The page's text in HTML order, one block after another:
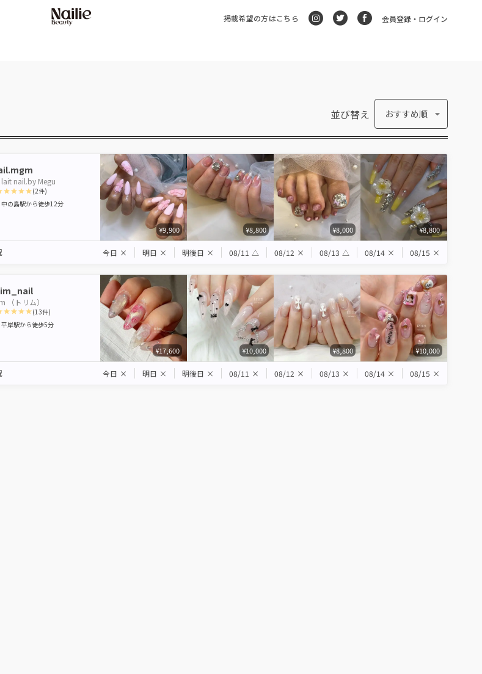
掲載希望の方はこちら 会員登録・ログイン
並び替え おすすめ順
lait nail.by Megu
2 3 4 5
(2件)
中の島駅から徒歩12分
¥9,900 ¥8,800 ¥8,000 ¥8,800
今日 × 明日 × 明後日 × 08/11 △ 08/12 × 08/13 △ 08/14 × 08/15 ×
（トリム）
2 3 4 5
(13件)
平岸駅から徒歩5分
¥17,600 ¥10,000 ¥8,800 ¥10,000
今日 × 明日 × 明後日 × 08/11 × 08/12 × 08/13 × 08/14 × 08/15 ×